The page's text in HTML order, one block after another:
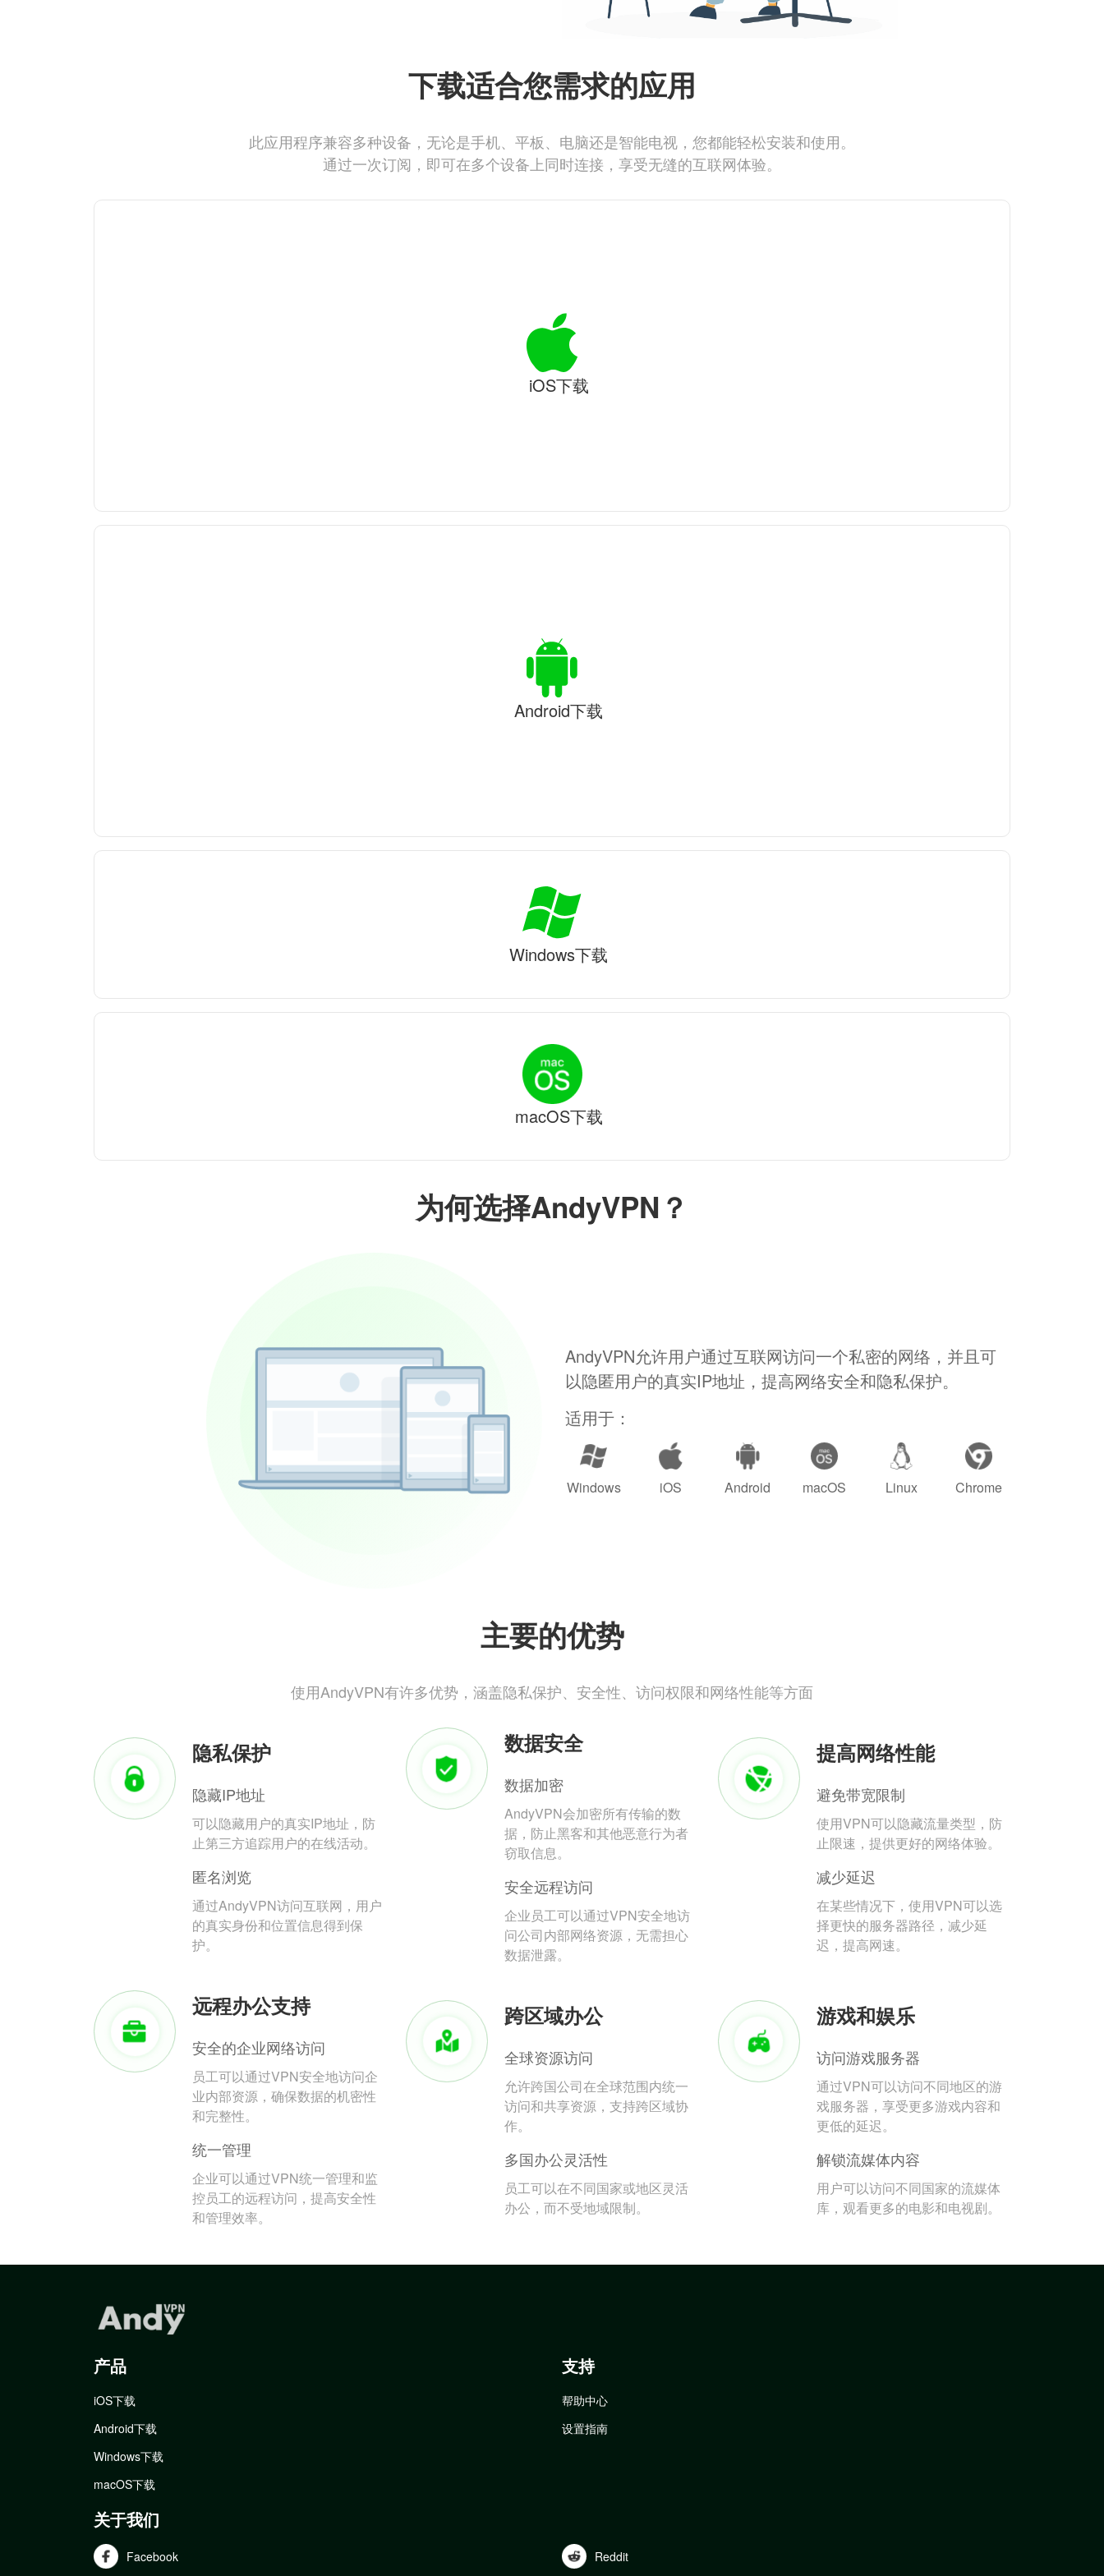
为何选择AndyVPN？
AndyVPN允许用户通过互联网访问一个私密的网络，并且可
以隐匿用户的真实IP地址，提高网络安全和隐私保护。
适用于：
Windows iOS Android macOS Linux Chrome
主要的优势
使用AndyVPN有许多优势，涵盖隐私保护、安全性、访问权限和网络性能等方面
隐私保护
隐藏IP地址
可以隐藏用户的真实IP地址，防
止第三方追踪用户的在线活动。
匿名浏览
通过AndyVPN访问互联网，用户
的真实身份和位置信息得到保
护。
数据安全
数据加密
AndyVPN会加密所有传输的数
据，防止黑客和其他恶意行为者
窃取信息。
安全远程访问
企业员工可以通过VPN安全地访
问公司内部网络资源，无需担心
数据泄露。
提高网络性能
避免带宽限制
使用VPN可以隐藏流量类型，防
止限速，提供更好的网络体验。
减少延迟
在某些情况下，使用VPN可以选
择更快的服务器路径，减少延
迟，提高网速。
远程办公支持
安全的企业网络访问
员工可以通过VPN安全地访问企
业内部资源，确保数据的机密性
和完整性。
统一管理
企业可以通过VPN统一管理和监
控员工的远程访问，提高安全性
和管理效率。
跨区域办公
全球资源访问
允许跨国公司在全球范围内统一
访问和共享资源，支持跨区域协
作。
多国办公灵活性
员工可以在不同国家或地区灵活
办公，而不受地域限制。
游戏和娱乐
访问游戏服务器
通过VPN可以访问不同地区的游
戏服务器，享受更多游戏内容和
更低的延迟。
解锁流媒体内容
用户可以访问不同国家的流媒体
库，观看更多的电影和电视剧。
下载适合您需求的应用
此应用程序兼容多种设备，无论是手机、平板、电脑还是智能电视，您都能轻松安装和使用。
通过一次订阅，即可在多个设备上同时连接，享受无缝的互联网体验。
iOS下载
Android下载
Windows下载
macOS下载
产品
iOS下载
Android下载
Windows下载
macOS下载
支持
帮助中心
设置指南
关于我们
Facebook Reddit